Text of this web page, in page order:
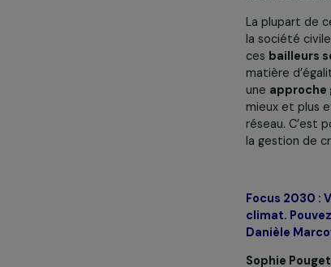
l’aide
la
Il y a
la
ces
matière
une